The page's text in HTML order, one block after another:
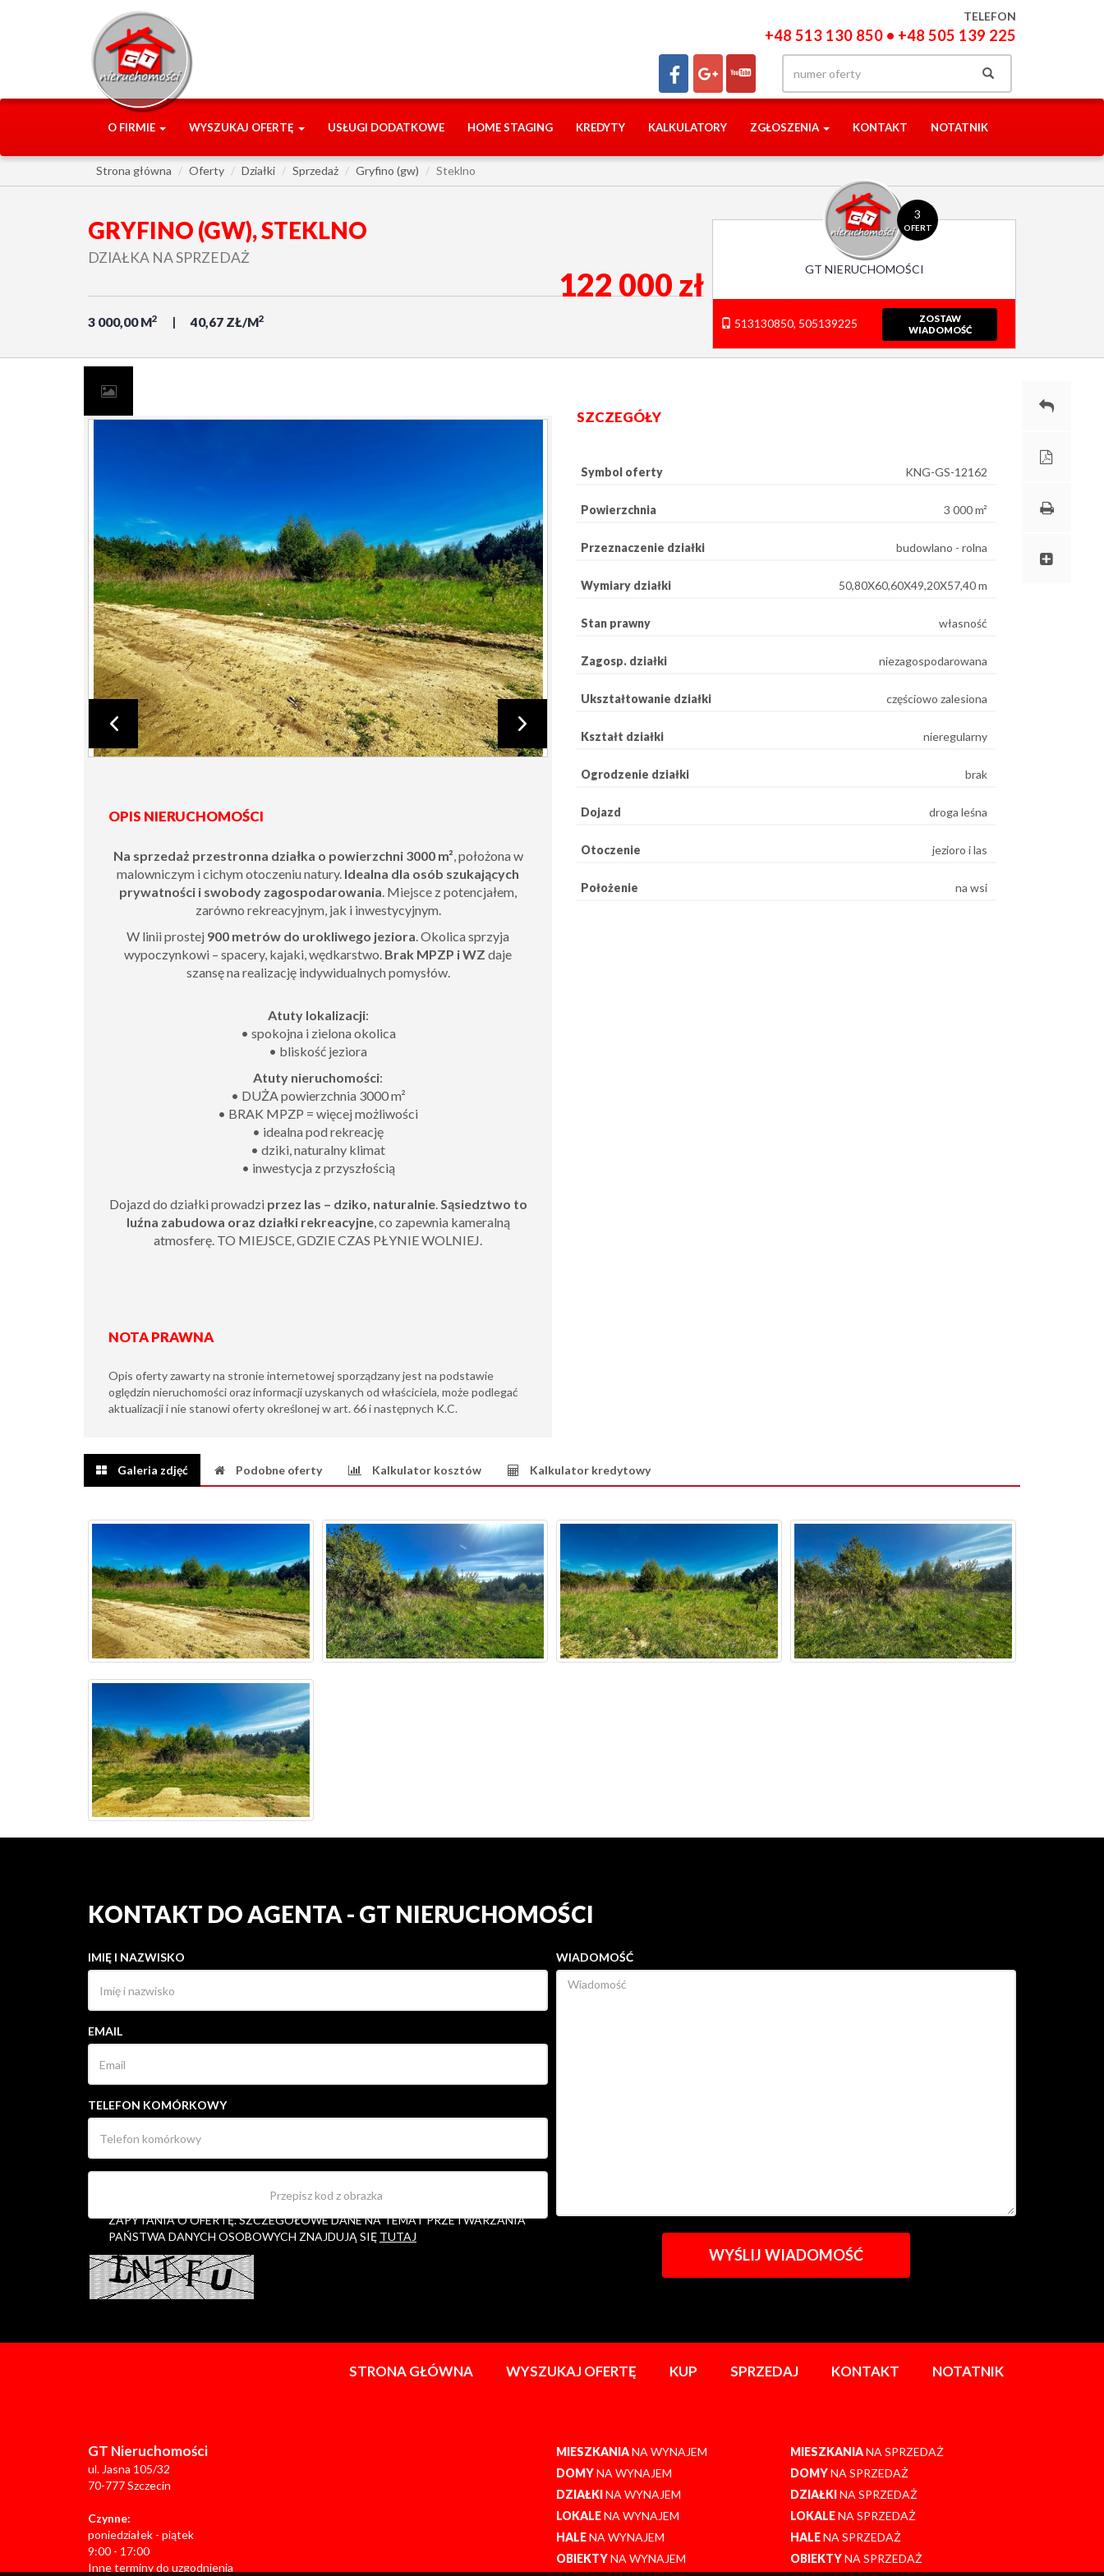
TELEFON
+48 513 130 850 • +48 505 139 225
O FIRMIE WYSZUKAJ OFERTĘ USŁUGI DODATKOWE HOME STAGING KREDYTY KALKULATORY ZGŁOSZENIA KONTAKT NOTATNIK
Strona główna Oferty Działki Sprzedaż Gryfino (gw) Steklno
GRYFINO (GW), STEKLNO
DZIAŁKA NA SPRZEDAŻ
3 000,00 M2 40,67 ZŁ/M2
122 000 zł
3
OFERT
GT NIERUCHOMOŚCI
513130850, 505139225
ZOSTAW
WIADOMOŚĆ
OPIS NIERUCHOMOŚCI
Na sprzedaż przestronna działka o powierzchni 3000 m², położona w
malowniczym i cichym otoczeniu natury. Idealna dla osób szukających
prywatności i swobody zagospodarowania. Miejsce z potencjałem,
zarówno rekreacyjnym, jak i inwestycyjnym.
W linii prostej 900 metrów do urokliwego jeziora. Okolica sprzyja
wypoczynkowi – spacery, kajaki, wędkarstwo. Brak MPZP i WZ daje
szansę na realizację indywidualnych pomysłów.
Atuty lokalizacji:
• spokojna i zielona okolica
• bliskość jeziora
Atuty nieruchomości:
• DUŻA powierzchnia 3000 m²
• BRAK MPZP = więcej możliwości
• idealna pod rekreację
• dziki, naturalny klimat
• inwestycja z przyszłością
Dojazd do działki prowadzi przez las – dziko, naturalnie.Sąsiedztwo to
luźna zabudowa oraz działki rekreacyjne, co zapewnia kameralną
atmosferę. TO MIEJSCE, GDZIE CZAS PŁYNIE WOLNIEJ.
NOTA PRAWNA
Opis oferty zawarty na stronie internetowej sporządzany jest na podstawie
oględzin nieruchomości oraz informacji uzyskanych od właściciela, może podlegać
aktualizacji i nie stanowi oferty określonej w art. 66 i następnych K.C.
SZCZEGÓŁY
Symbol oferty KNG-GS-12162
Powierzchnia 3 000 m²
Przeznaczenie działki budowlano - rolna
Wymiary działki 50,80X60,60X49,20X57,40 m
Stan prawny własność
Zagosp. działki niezagospodarowana
Ukształtowanie działki częściowo zalesiona
Kształt działki nieregularny
Ogrodzenie działki brak
Dojazd droga leśna
Otoczenie jezioro i las
Położenie na wsi
Galeria zdjęć Podobne oferty Kalkulator kosztów Kalkulator kredytowy
KONTAKT DO AGENTA - GT NIERUCHOMOŚCI
IMIĘ I NAZWISKO
EMAIL
TELEFON KOMÓRKOWY
OSOBOWYCH W CELU UDZIELENIA MI INFORMACJI W ZAKRESIE ZŁOŻONEGO
ZAPYTANIA O OFERTĘ. SZCZEGÓŁOWE DANE NA TEMAT PRZETWARZANIA
PAŃSTWA DANYCH OSOBOWYCH ZNAJDUJĄ SIĘ TUTAJ
WIADOMOŚĆ
STRONA GŁÓWNA WYSZUKAJ OFERTĘ KUP SPRZEDAJ KONTAKT NOTATNIK
GT Nieruchomości
ul. Jasna 105/32
70-777 Szczecin
Czynne:
poniedziałek - piątek
9:00 - 17:00
Inne terminy do uzgodnienia
MIESZKANIANA WYNAJEM
DOMYNA WYNAJEM
DZIAŁKINA WYNAJEM
LOKALENA WYNAJEM
HALENA WYNAJEM
OBIEKTYNA WYNAJEM
MIESZKANIANA SPRZEDAŻ
DOMYNA SPRZEDAŻ
DZIAŁKINA SPRZEDAŻ
LOKALENA SPRZEDAŻ
HALENA SPRZEDAŻ
OBIEKTYNA SPRZEDAŻ